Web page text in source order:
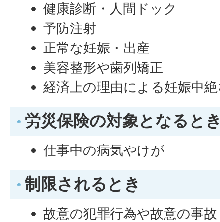
健康診断・人間ドック
予防注射
正常な妊娠・出産
美容整形や歯列矯正
経済上の理由による妊娠中
労災保険の対象となると
仕事中の病気やけが
制限されるとき
故意の犯罪行為や故意の事故